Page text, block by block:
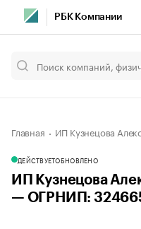
РБК Компании
Главная ИП Кузнецова
ДЕЙСТВУЕТОБНОВЛЕНО
ИП Кузнецова
— ОГРНИП: